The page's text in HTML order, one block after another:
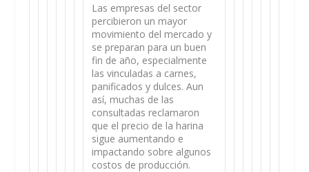
Las empresas del sector
percibieron un mayor
movimiento del mercado y
se preparan para un buen
fin de año, especialmente
las vinculadas a carnes,
panificados y dulces. Aun
así, muchas de las
consultadas reclamaron
que el precio de la harina
sigue aumentando e
impactando sobre algunos
costos de producción.